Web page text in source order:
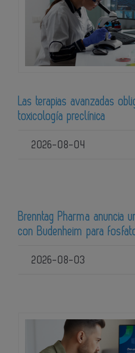
Las terapias avanzadas
toxicología preclínica
2026-08-04
Brenntag Pharma anuncia
con Budenheim para
2026-08-03